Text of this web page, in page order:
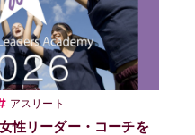
アスリート
性リーダー・コーチを